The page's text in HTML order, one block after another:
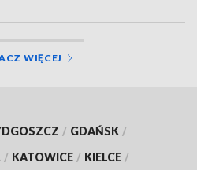
WIĘCEJ
/ GDAŃSK /
/ KATOWICE / KIELCE /